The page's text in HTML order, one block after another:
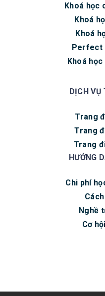
Khoá học
Khoá
Khoá
Perfect
Khoá
DỊCH VỤ
Trang
Trang
Trang
HƯỚNG
Chi phí
Nghề
Cơ